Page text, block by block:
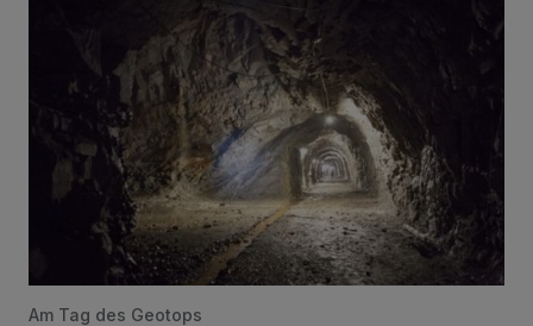
Am Tag des Geotops